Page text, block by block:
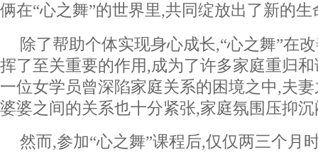
俩在“心之舞”的世界里,共同绽放出了新的生
除了帮助个体实现身心成长,“心之舞”在
挥了至关重要的作用,成为了许多家庭重归
一位女学员曾深陷家庭关系的困境之中,夫
婆婆之间的关系也十分紧张,家庭氛围压抑
然而,参加“心之舞”课程后,仅仅两三个月